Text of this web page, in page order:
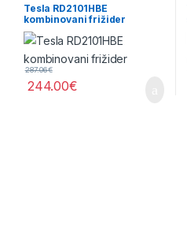
Tesla RD2101HBE
kombinovani frižider
287.06€
244.00€